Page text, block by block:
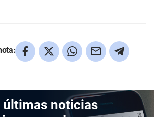
últimas noticias